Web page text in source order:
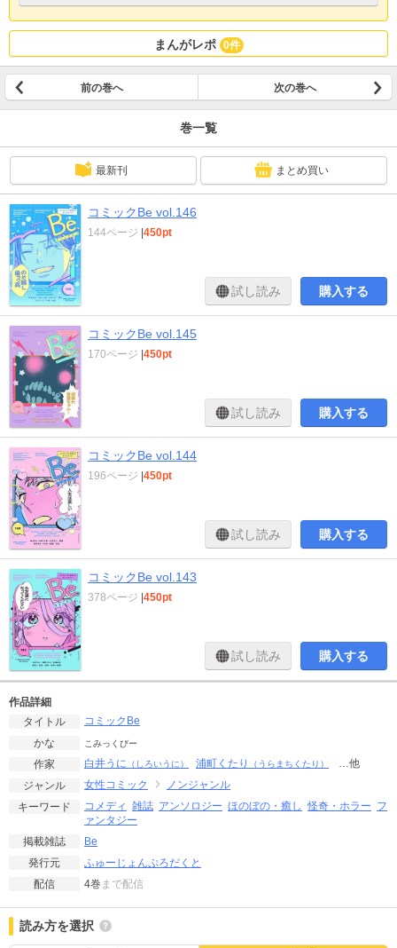
まんがレポ 0件
前の巻へ 次の巻へ
巻一覧
最新刊 まとめ買い
コミックBe vol.146
144ページ 450pt
試し読み 購入する
コミックBe vol.145
170ページ 450pt
試し読み 購入する
コミックBe vol.144
196ページ 450pt
試し読み 購入する
コミックBe vol.143
378ページ 450pt
試し読み 購入する
作品詳細
タイトル
コミックBe
かな
こみっくびー
作家 白井うに （しろいうに） 浦町くたり （うらまちくたり）
…他
ジャンル
女性コミック
ノンジャンル
キーワード
コメディ 雑誌 アンソロジー ほのぼの・癒し 怪奇・ホラー フ
ァンタジー
掲載雑誌
Be
発行元
ふゅーじょんぷろだくと
配信
4巻 まで配信
読み方を選択